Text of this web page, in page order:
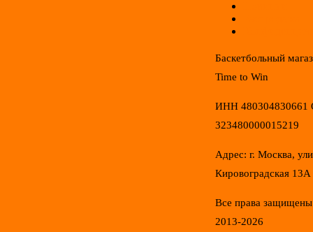
Баскетбольный
Time to Win
ИНН 480304830661
323480000015219
Адрес: г. Москва,
Кировоградская 13А
Все права
2013-2026